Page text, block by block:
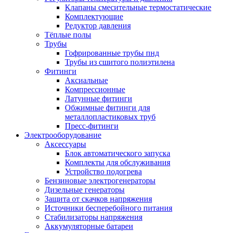
Клапаны смесительные термостатические
Комплектующие
Редуктор давления
Тёплые полы
Трубы
Гофрированные трубы пнд
Трубы из сшитого полиэтилена
Фитинги
Аксиальные
Компрессионные
Латунные фитинги
Обжимные фитинги для
металлопластиковых труб
Пресс-фитинги
Электрооборудование
Аксессуары
Блок автоматического запуска
Комплекты для обслуживания
Устройство подогрева
Бензиновые электрогенераторы
Дизельные генераторы
Защита от скачков напряжения
Источники бесперебойного питания
Стабилизаторы напряжения
Аккумуляторные батареи